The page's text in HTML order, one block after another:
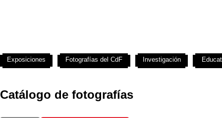
Catálogo de fotografías
Exposiciones Fotografías del CdF Investigación